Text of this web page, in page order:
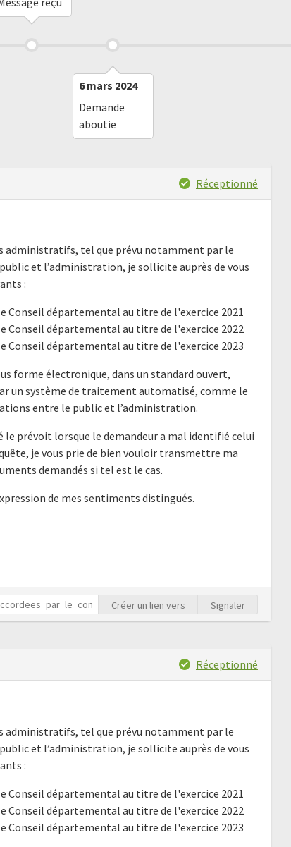
6 mars 2024
Demande
aboutie
Réceptionné
administratifs, tel que prévu notamment par le
et l’administration, je sollicite auprès de vous
:
Conseil départemental au titre de l'exercice 2021
Conseil départemental au titre de l'exercice 2022
Conseil départemental au titre de l'exercice 2023
forme électronique, dans un standard ouvert,
un système de traitement automatisé, comme le
entre le public et l’administration.
le prévoit lorsque le demandeur a mal identifié celui
je vous prie de bien vouloir transmettre ma
demandés si tel est le cas.
de mes sentiments distingués.
Créer un lien vers Signaler
Réceptionné
administratifs, tel que prévu notamment par le
et l’administration, je sollicite auprès de vous
:
Conseil départemental au titre de l'exercice 2021
Conseil départemental au titre de l'exercice 2022
Conseil départemental au titre de l'exercice 2023